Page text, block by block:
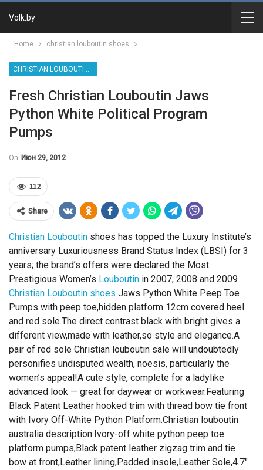
Volk.by
Home christian louboutin shoes
CHRISTIAN LOUBOUTIN SHOES
Fresh Christian Louboutin Jaws
Python White Political Program
Pumps
On Июн 29, 2012
112
Share
Christian Louboutin shoes has topped the Luxury Institute’s
anniversary Luxuriousness Brand Status Index (LBSI) for 3
years; the brand’s offers were declared the Most
Prestigious Women’s Louboutin in 2007, 2008 and 2009
Christian Louboutin shoes Jaws Python White Peep Toe
Pumps with peep toe,hidden platform 12cm covered heel
and red sole.The direct contrast black with bright gives a
different view,made with leather,so style and elegance.A
pair of red sole Christian louboutin sale will undoubtedly
personifies undisputed wealth, noesis, particularly the
women’s appeal!A cute style, complete for a ladylike
advanced look — great for daywear or workwear.Featuring
Black Patent Leather hooked trim with thread bow tie front
with Ivory Off-White Python Platform.Christian louboutin
australia description:Ivory-off white python peep toe
platform pumps,Black patent leather zigzag trim and tie
bow at front,Leather lining,Padded insole,Leather Sole,4.7″